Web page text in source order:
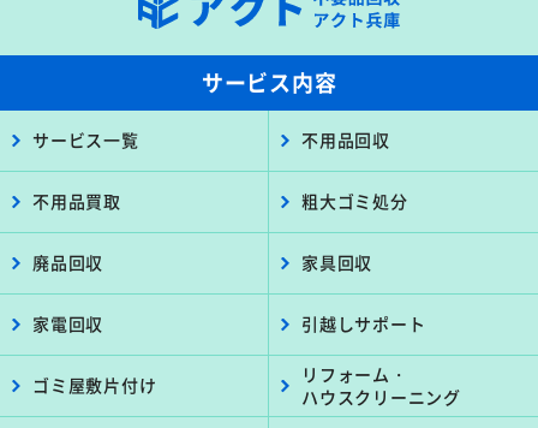
サービス内容
サービス一覧 不用品回収
不用品買取 粗大ゴミ処分
廃品回収 家具回収
家電回収 引越しサポート
ゴミ屋敷片付け
リフォーム・
ハウスクリーニング